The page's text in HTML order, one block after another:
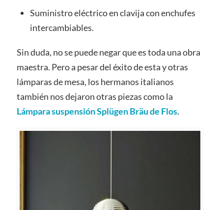
Suministro eléctrico en clavija con enchufes
intercambiables.
Sin duda, no se puede negar que es toda una obra
maestra. Pero a pesar del éxito de esta y otras
lámparas de mesa, los hermanos italianos
también nos dejaron otras piezas como la
Lámpara suspensión Splügen Bräu de Flos.